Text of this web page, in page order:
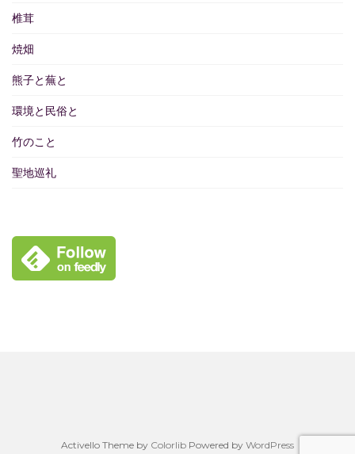
椎茸
焼畑
熊子と蕪と
環境と民俗と
竹のこと
聖地巡礼
Activello Theme by Colorlib Powered by WordPress